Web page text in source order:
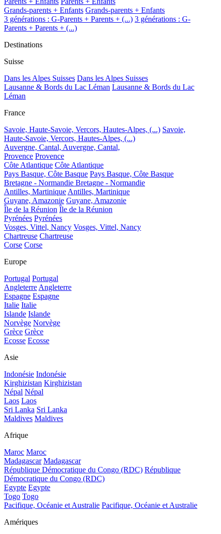
Grands-parents + Enfants Grands-parents + Enfants
3 générations : G-Parents + Parents + (...) 3 générations : G-
Parents + Parents + (...)
Destinations
Suisse
Dans les Alpes Suisses Dans les Alpes Suisses
Lausanne & Bords du Lac Léman Lausanne & Bords du Lac
Léman
France
Savoie, Haute-Savoie, Vercors, Hautes-Alpes, (...) Savoie,
Haute-Savoie, Vercors, Hautes-Alpes, (...)
Auvergne, Cantal, Auvergne, Cantal,
Provence Provence
Côte Atlantique Côte Atlantique
Pays Basque, Côte Basque Pays Basque, Côte Basque
Bretagne - Normandie Bretagne - Normandie
Antilles, MartiniqueAntilles, Martinique
Guyane, Amazonie Guyane, Amazonie
Île de la Réunion Île de la Réunion
Pyrénées Pyrénées
Vosges, Vittel, Nancy Vosges, Vittel, Nancy
Chartreuse Chartreuse
Corse Corse
Europe
Portugal Portugal
AngleterreAngleterre
Espagne Espagne
Italie Italie
Islande Islande
Norvège Norvège
Grèce Grèce
Ecosse Ecosse
Asie
Indonésie Indonésie
Kirghizistan Kirghizistan
Népal Népal
Laos Laos
Sri Lanka Sri Lanka
Maldives Maldives
Afrique
Maroc Maroc
Madagascar Madagascar
République Démocratique du Congo (RDC) République
Démocratique du Congo (RDC)
Egypte Egypte
Togo Togo
Pacifique, Océanie et Australie Pacifique, Océanie et Australie
Amériques